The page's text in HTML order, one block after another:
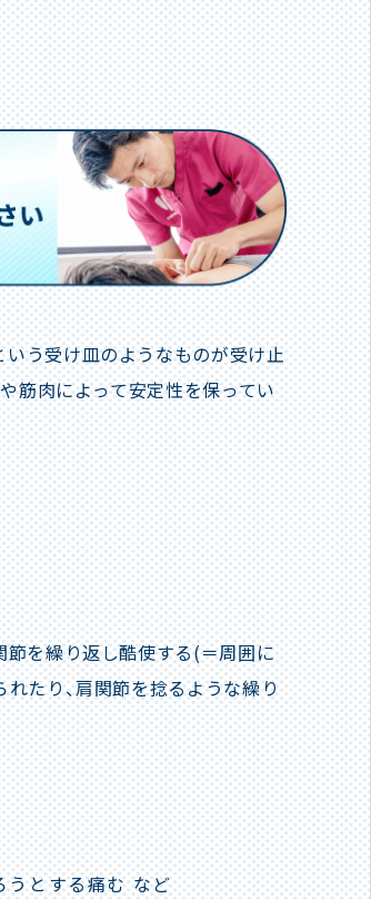
う受け皿のようなものが受け止
筋肉によって安定性を保ってい
節を繰り返し酷使する(＝周囲に
たり、肩関節を捻るような繰り
うとする痛む など